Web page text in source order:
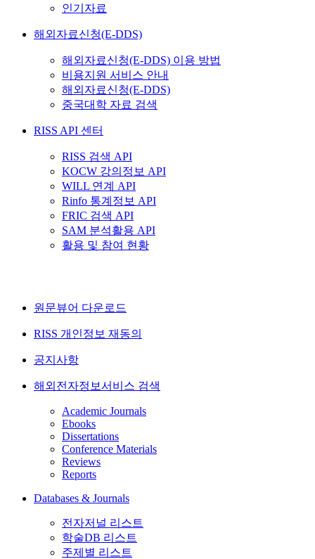
인기자료
해외자료신청(E-DDS)
해외자료신청(E-DDS) 이용 방법
비용지원 서비스 안내
해외자료신청(E-DDS)
중국대학 자료 검색
RISS API 센터
RISS 검색 API
KOCW 강의정보 API
WILL 연계 API
Rinfo 통계정보 API
FRIC 검색 API
SAM 분석활용 API
활용 및 참여 현황
원문뷰어 다운로드
RISS 개인정보 재동의
공지사항
해외전자정보서비스 검색
Academic Journals
Ebooks
Dissertations
Conference Materials
Reviews
Reports
Databases & Journals
전자저널 리스트
학술DB 리스트
주제별 리스트